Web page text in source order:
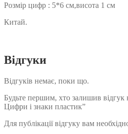
Розмір цифр : 5*6 см,висота 1 см
Китай.
Відгуки
Відгуків немає, поки що.
Будьте першим, хто залишив відгук
Цифри і знаки пластик”
Для публікації відгуку вам